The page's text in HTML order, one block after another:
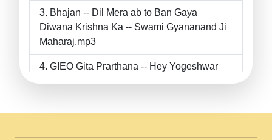
Bhajan -- Dil Mera ab to Ban Gaya
Diwana Krishna Ka -- Swami Gyananand Ji
Maharaj.mp3
GIEO Gita Prarthana -- Hey Yogeshwar
II Swami Gyananand Ji Maharaj.mp3